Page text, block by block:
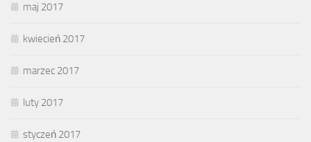
maj 2017
kwiecień 2017
marzec 2017
luty 2017
styczeń 2017